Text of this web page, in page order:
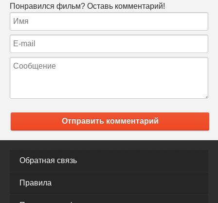
Понравился фильм? Оставь комментарий!
Отправить комментарий
Обратная связь
Правила